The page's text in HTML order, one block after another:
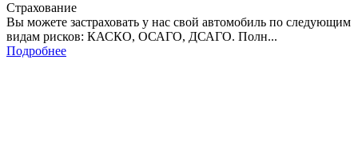
Страхование
Вы можете застраховать у нас свой автомобиль по следующим
видам рисков: КАСКО, ОСАГО, ДСАГО. Полн...
Подробнее